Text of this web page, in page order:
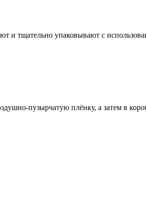
и тщательно упаковывают с
пузырчатую плёнку, а затем в